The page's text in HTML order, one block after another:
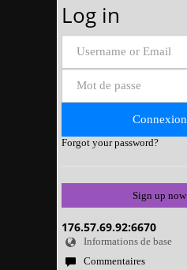
Log in
Forgot your password?
Sign up now
176.57.69.92:6670
Informations de base
Commentaires